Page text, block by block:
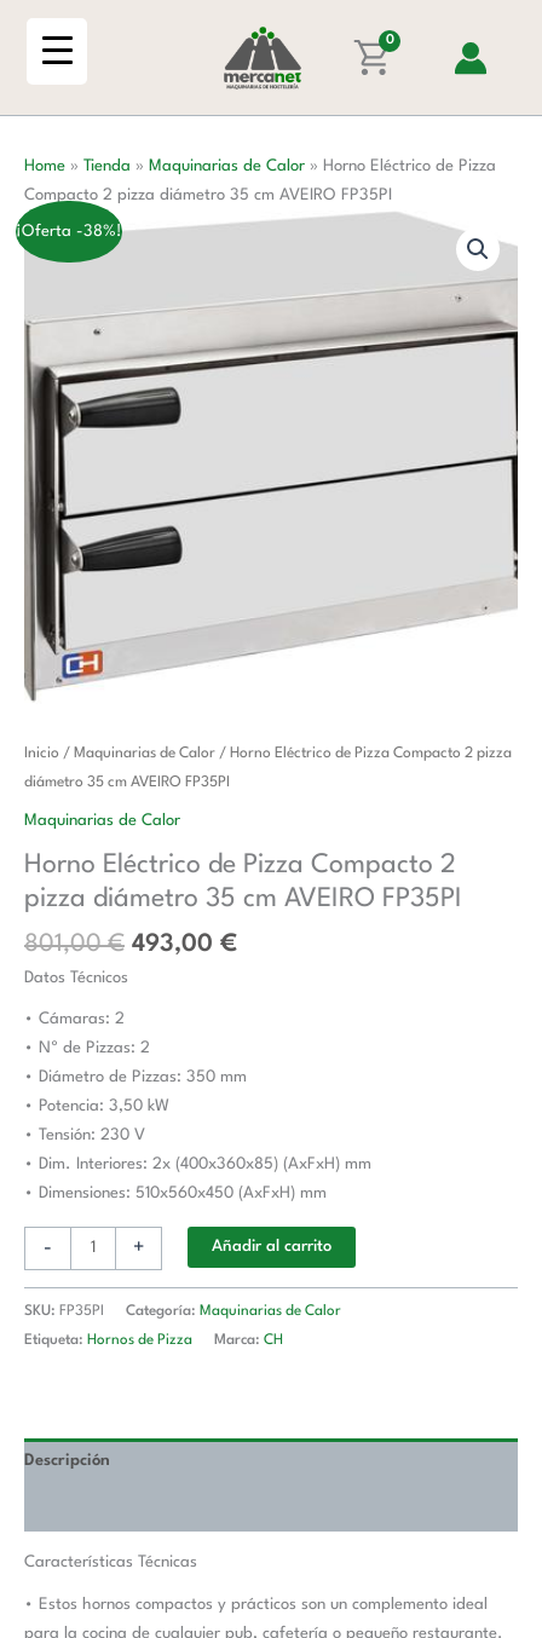
0
Home » Tienda » Maquinarias de Calor » Horno Eléctrico de Pizza
Compacto 2 pizza diámetro 35 cm AVEIRO FP35PI
¡Oferta -38%!
Inicio / Maquinarias de Calor / Horno Eléctrico de Pizza Compacto 2 pizza
diámetro 35 cm AVEIRO FP35PI
Maquinarias de Calor
Horno Eléctrico de Pizza Compacto 2
pizza diámetro 35 cm AVEIRO FP35PI
801,00€
El
precio
original
801,00 €.
493,00 €
El
493,00 €.
Datos Técnicos
• Cámaras: 2
• Nº de Pizzas: 2
• Diámetro de Pizzas: 350 mm
• Potencia: 3,50 kW
• Tensión: 230 V
• Dim. Interiores: 2x (400x360x85) (AxFxH) mm
• Dimensiones: 510x560x450 (AxFxH) mm
-
Horno
Eléctrico
de
Compacto
2
diámetro
35
cm
AVEIRO
FP35PI
cantidad
+ Añadir al carrito
SKU: FP35PI Categoría: Maquinarias de Calor
Etiqueta: Hornos de Pizza Marca: CH
Descripción
Características Técnicas
• Estos hornos compactos y prácticos son un complemento ideal
para la cocina de cualquier pub, cafetería o pequeño restaurante.
Compacto
2
pizza
35
cm
AVEIRO
FP35PI